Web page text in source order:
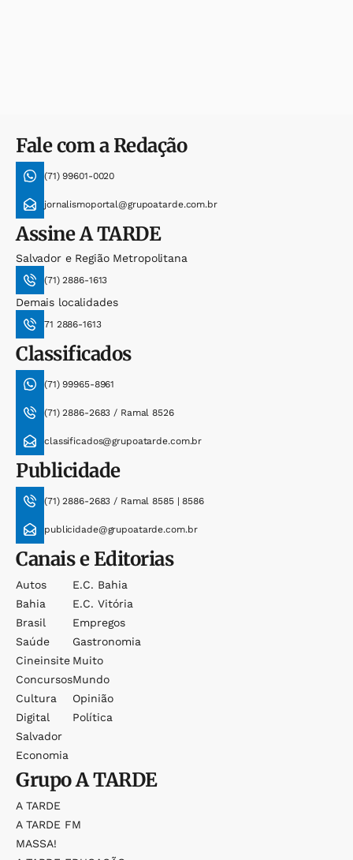
Fale com a Redação
(71) 99601-0020
jornalismoportal@grupoatarde.com.br
AssineA TARDE
Salvador e Região Metropolitana
(71) 2886-1613
Demais localidades
71 2886-1613
Classificados
(71) 99965-8961
(71) 2886-2683 / Ramal 8526
classificados@grupoatarde.com.br
Publicidade
(71) 2886-2683 / Ramal 8585 | 8586
publicidade@grupoatarde.com.br
Canais e Editorias
Autos
Bahia
Brasil
Saúde
Cineinsite
Concursos
Cultura
Digital
Salvador
Economia
E.c. Bahia
E.c. Vitória
Empregos
Gastronomia
Muito
Mundo
Opinião
Política
GrupoA TARDE
A TARDE
A TARDE FM
MASSA!